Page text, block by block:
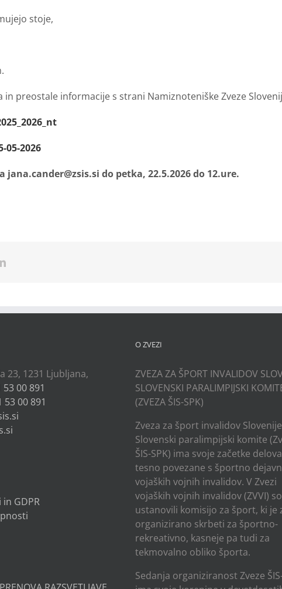
stoje,
in preostale informacije s strani Namiznoteniške Zveze
05-2026
jana.cander@zsis.si do petka, 22.5.2026 do 12.ure.
LinkedIn
23, 1231 Ljubljana,
53 00 891
53 00 891
GDPR
O ZVEZI
ZVEZA ZA ŠPORT INVALIDOV
SLOVENSKI PARALIMPIJSKI
(ZVEZA ŠIS-SPK)
Zveza za šport invalidov
Slovenski paralimpijski komite
ŠIS-SPK) ima svoje začetke
tesno povezane s športno
vojaških vojnih invalidov. V Zvezi
vojaških vojnih invalidov (ZVVI) so
ustanovili komisijo za šport, ki je
organizirano skrbeti za športno-
rekreativno, kasneje pa tudi za
tekmovalno obliko športa.
Sedanja organiziranost Zveze